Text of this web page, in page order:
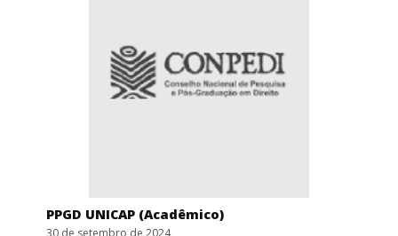
PPGD UNICAP (Acadêmico)
30 de setembro de 2024